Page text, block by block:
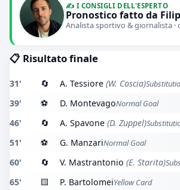
✍️ I CONSIGLI DELL'ESPERTO
Pronostico fatto da
Analista sportivo & giornalista ·
📋 Risultato finale
31' 🔄 A. Tessiore (W. Coscia)
39' ⚽ D. MontevagoNormal Goal
46' 🔄 A. Spavone (D. Zuppel)
51' ⚽ G. ManzariNormal Goal
60' 🔄 V. Mastrantonio (E. Starita)
65' 🟨 P. BartolomeiYellow Card